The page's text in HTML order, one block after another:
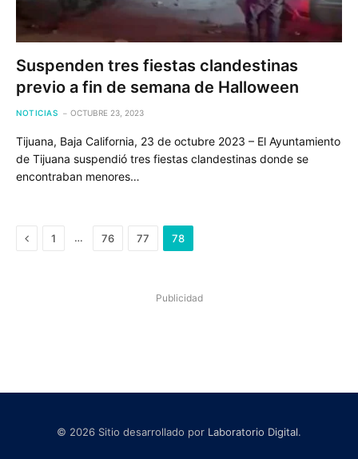
Suspenden tres fiestas clandestinas
previo a fin de semana de Halloween
NOTICIAS OCTUBRE 23, 2023
Tijuana, Baja California, 23 de octubre 2023 – El Ayuntamiento
de Tijuana suspendió tres fiestas clandestinas donde se
encontraban menores…
Previous
1 … 76 77 78
Publicidad
© 2026 Sitio desarrollado por Laboratorio Digital.